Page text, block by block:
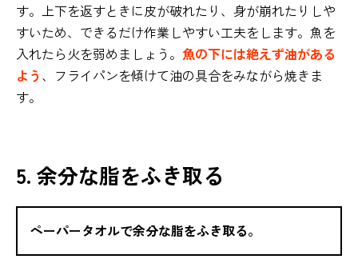
す。上下を返すときに皮が破れたり、身が崩れたりしや
すいため、できるだけ作業しやすい工夫をします。魚を
入れたら火を弱めましょう。 魚の下には絶えず油がある
よう 、フライパンを傾けて油の具合をみながら焼きま
す。
5. 余分な脂をふき取る
ペーパータオルで余分な脂をふき取る。